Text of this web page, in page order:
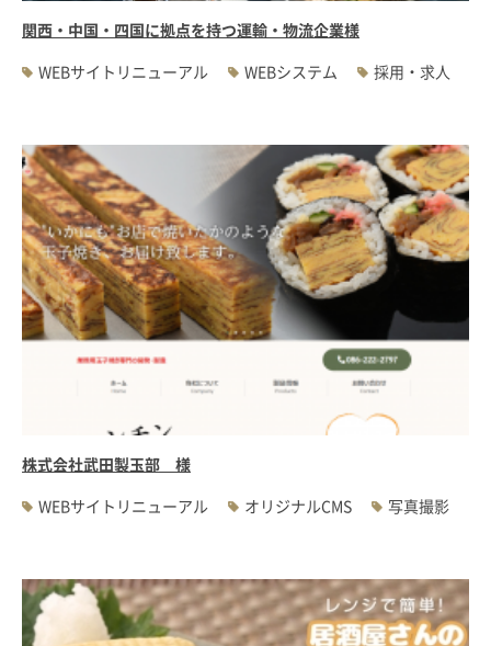
関西・中国・四国に拠点を持つ運輸・物流企業様
WEBサイトリニューアル
WEBシステム 採用・求人
株式会社武田製玉部 様
WEBサイトリニューアル
オリジナルCMS 写真撮影